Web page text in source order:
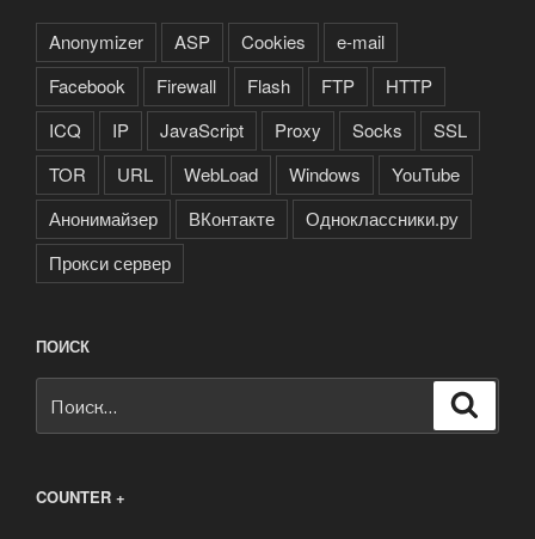
Anonymizer ASP Cookies
e-mail
Facebook
Firewall Flash FTP
HTTP
ICQ
IP JavaScript Proxy Socks
SSL
TOR
URL WebLoad Windows
YouTube
Анонимайзер
ВКонтакте
Одноклассники.ру
Прокси сервер
ПОИСК
COUNTER +